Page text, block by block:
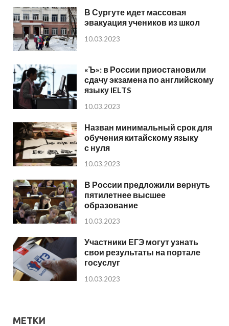
В Сургуте идет массовая
эвакуация учеников из школ
10.03.2023
«Ъ»: в России приостановили
сдачу экзамена по английскому
языку IELTS
10.03.2023
Назван минимальный срок для
обучения китайскому языку
с нуля
10.03.2023
В России предложили вернуть
пятилетнее высшее
образование
10.03.2023
Участники ЕГЭ могут узнать
свои результаты на портале
госуслуг
10.03.2023
МЕТКИ